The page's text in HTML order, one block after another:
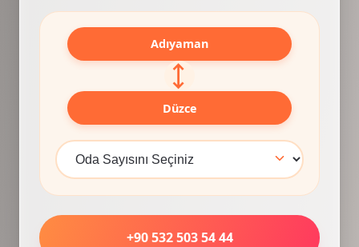
Adıyaman
⟷
Düzce
+90 532 503 54 44